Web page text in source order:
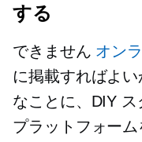
する
できません オン
に掲載すればよ
なことに、DIY
プラットフォー